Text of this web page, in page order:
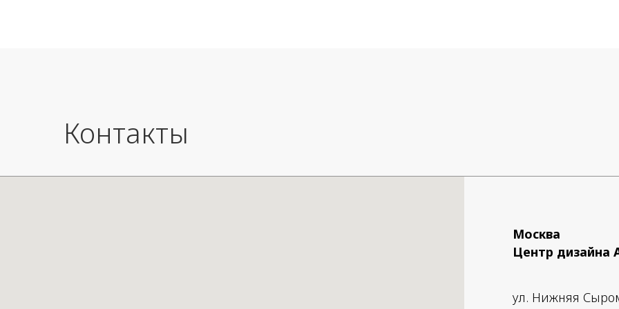
Контакты
Москва
Центр дизайна
ул. Нижняя